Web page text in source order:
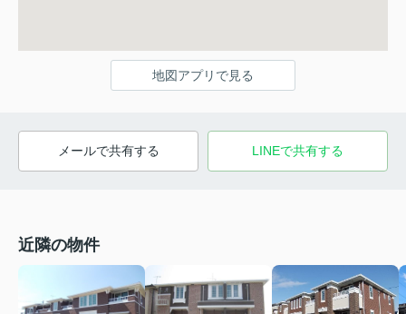
地図アプリで見る
メールで共有する LINEで共有する
近隣の物件